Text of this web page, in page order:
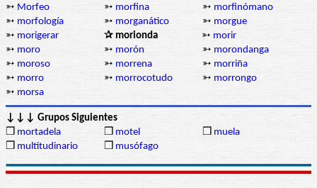
➳ Morfeo ➳ morfina ➳ morfinómano
➳ morfología ➳ morganático ➳ morgue
➳ morigerar ✰ morionda ➳ morir
➳ moro ➳ morón ➳ morondanga
➳ moroso ➳ morrena ➳ morriña
➳ morro ➳ morrocotudo ➳ morrongo
➳ morsa
↓↓↓ Grupos Siguientes
❒ mortadela ❒ motel ❒ muela
❒ multitudinario ❒ musófago